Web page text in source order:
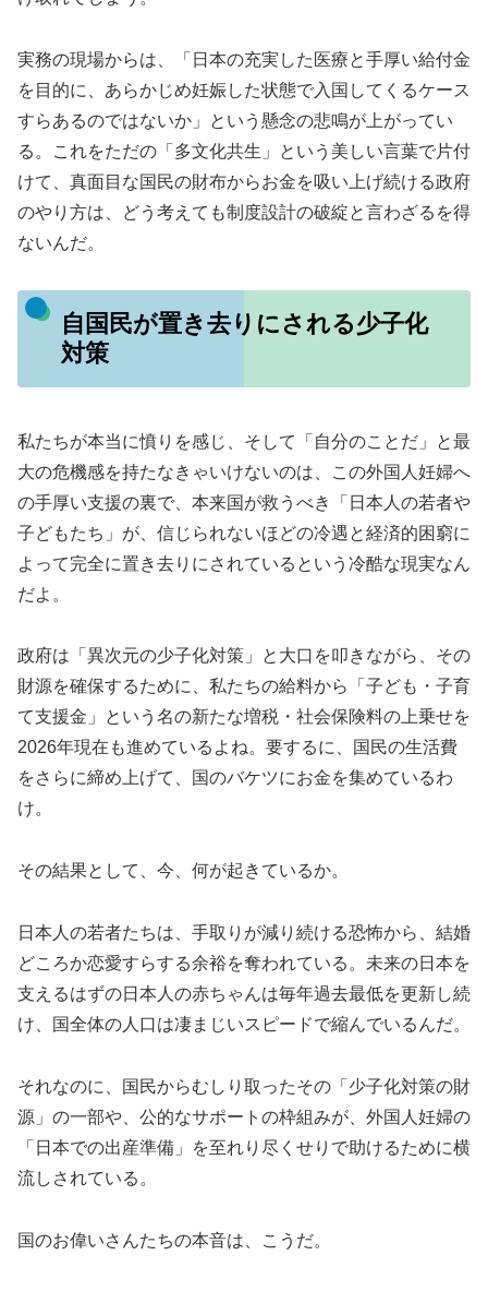
実務の現場からは、「日本の充実した医療と手厚い給付金
を目的に、あらかじめ妊娠した状態で入国してくるケース
すらあるのではないか」という懸念の悲鳴が上がってい
る。これをただの「多文化共生」という美しい言葉で片付
けて、真面目な国民の財布からお金を吸い上げ続ける政府
のやり方は、どう考えても制度設計の破綻と言わざるを得
ないんだ。
自国民が置き去りにされる少子化
対策
私たちが本当に憤りを感じ、そして「自分のことだ」と最
大の危機感を持たなきゃいけないのは、この外国人妊婦へ
の手厚い支援の裏で、本来国が救うべき「日本人の若者や
子どもたち」が、信じられないほどの冷遇と経済的困窮に
よって完全に置き去りにされているという冷酷な現実なん
だよ。
政府は「異次元の少子化対策」と大口を叩きながら、その
財源を確保するために、私たちの給料から「子ども・子育
て支援金」という名の新たな増税・社会保険料の上乗せを
2026年現在も進めているよね。要するに、国民の生活費
をさらに締め上げて、国のバケツにお金を集めているわ
け。
その結果として、今、何が起きているか。
日本人の若者たちは、手取りが減り続ける恐怖から、結婚
どころか恋愛すらする余裕を奪われている。未来の日本を
支えるはずの日本人の赤ちゃんは毎年過去最低を更新し続
け、国全体の人口は凄まじいスピードで縮んでいるんだ。
それなのに、国民からむしり取ったその「少子化対策の財
源」の一部や、公的なサポートの枠組みが、外国人妊婦の
「日本での出産準備」を至れり尽くせりで助けるために横
流しされている。
国のお偉いさんたちの本音は、こうだ。